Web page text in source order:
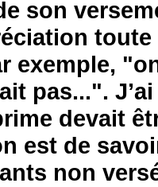
son
exemple,
pas...".
devait
est de
non